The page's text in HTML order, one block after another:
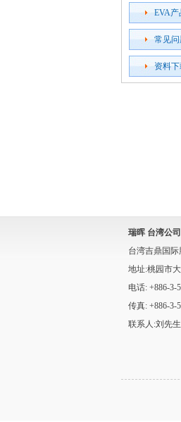
EVA产
常见
资料
瑞晖 台湾公司
台湾吉鼎国际
地址:桃园市
电话: +886-3-
传真: +886-3-
联系人:刘先生